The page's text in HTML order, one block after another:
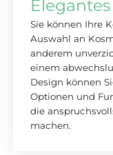
Sie können Ihre
Auswahl an
anderem
einem
Design können
Optionen und
die
machen.